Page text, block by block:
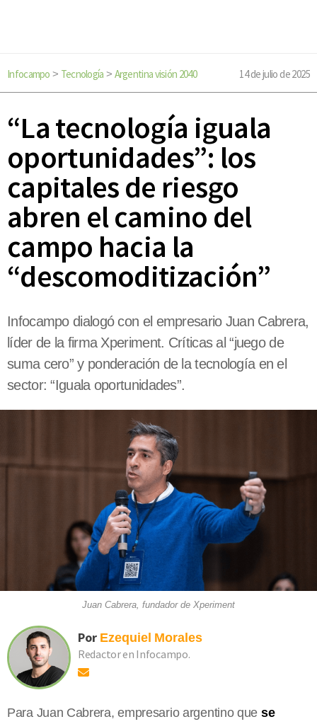
Infocampo > Tecnología > Argentina visión 2040 14 de julio de 2025
“La tecnología iguala
oportunidades”: los
capitales de riesgo
abren el camino del
campo hacia la
“descomoditización”
Infocampo dialogó con el empresario Juan Cabrera,
líder de la firma Xperiment. Críticas al “juego de
suma cero” y ponderación de la tecnología en el
sector: “Iguala oportunidades”.
Juan Cabrera, fundador de Xperiment
Por Ezequiel Morales
Redactor en Infocampo.
Para Juan Cabrera, empresario argentino que se